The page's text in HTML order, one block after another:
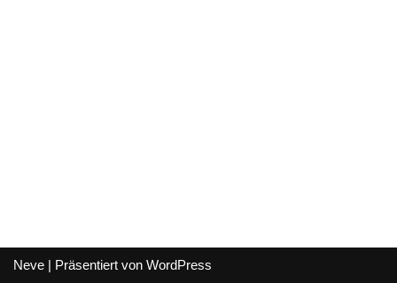
Neve | Präsentiert von WordPress